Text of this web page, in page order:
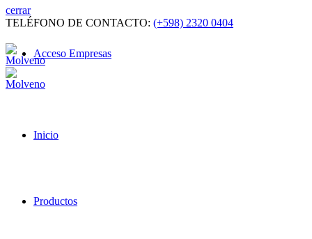
cerrar
TELÉFONO DE CONTACTO: (+598) 2320 0404
Acceso Empresas
Inicio
Productos